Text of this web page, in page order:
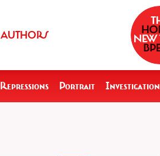
AUTHORS
Repressions Portrait Investigation